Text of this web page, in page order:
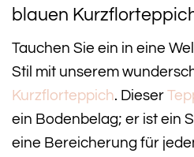
blauen
Tauchen Sie ein in eine
Stil mit unserem
Kurzflorteppich. Dieser
ein Bodenbelag; er ist ein
eine Bereicherung für